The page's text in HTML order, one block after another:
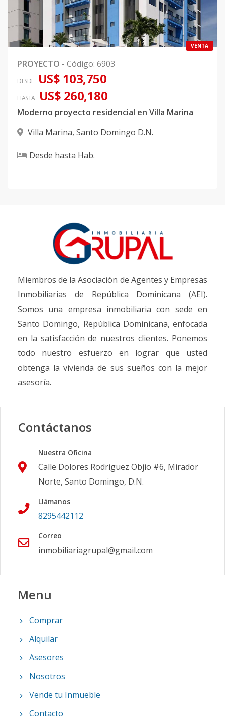
VENTA
PROYECTO - Código: 6903
DESDE US$ 103,750
HASTA US$ 260,180
Moderno proyecto residencial en Villa Marina
Villa Marina, Santo Domingo D.N.
Desde hasta Hab.
Miembros de la Asociación de Agentes y Empresas
Inmobiliarias de República Dominicana (AEI).
Somos una empresa inmobiliaria con sede en
Santo Domingo, República Dominicana, enfocada
en la satisfacción de nuestros clientes. Ponemos
todo nuestro esfuerzo en lograr que usted
obtenga la vivienda de sus sueños con la mejor
asesoría.
Contáctanos
Nuestra Oficina
Calle Dolores Rodriguez Objio #6, Mirador
Norte, Santo Domingo, D.N.
Llámanos
8295442112
Correo
inmobiliariagrupal@gmail.com
Menu
Comprar
Alquilar
Asesores
Nosotros
Vende tu Inmueble
Contacto